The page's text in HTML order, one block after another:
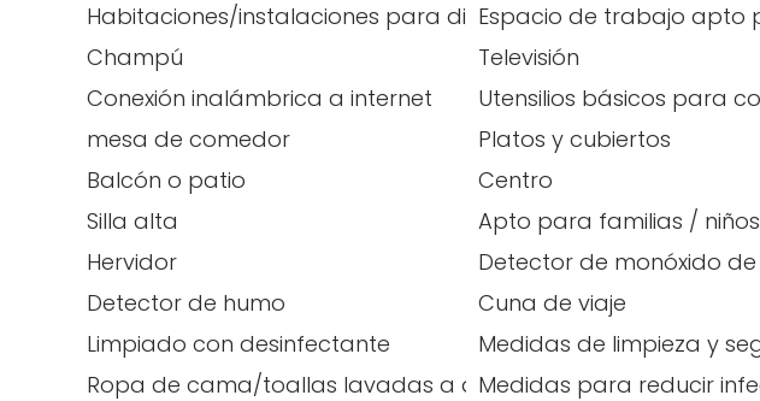
Habitaciones/instalaciones para discapacitados
Espacio de trabajo apto
Champú
Televisión
Conexión inalámbrica a internet
Utensilios básicos para
mesa de comedor
Platos y cubiertos
Balcón o patio
Centro
Silla alta
Apto para familias / niños
Hervidor
Detector de monóxido
Detector de humo
Cuna de viaje
Limpiado con desinfectante
Medidas de limpieza y
Ropa de cama/toallas lavadas a alta temperatura
Medidas para reducir